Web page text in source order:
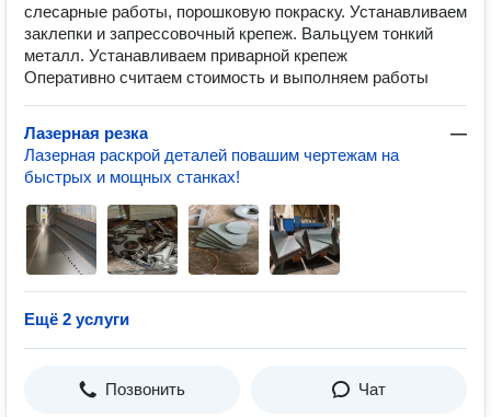
слесарные работы, порошковую покраску. Устанавливаем
заклепки и запрессовочный крепеж. Вальцуем тонкий
металл. Устанавливаем приварной крепеж
Оперативно считаем стоимость и выполняем работы
Лазерная резка
—
Лазерная раскрой деталей повашим чертежам на
быстрых и мощных станках!
Ещё 2 услуги
Позвонить Чат